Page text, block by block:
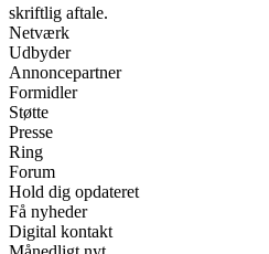
skriftlig aftale.
Netværk
Udbyder
Annoncepartner
Formidler
Støtte
Presse
Ring
Forum
Hold dig opdateret
Få nyheder
Digital kontakt